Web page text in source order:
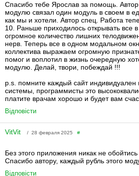
Спасибо тебе Ярослав за помощь.
модулю связал один модуль в своем в
как мы и хотели. Автор спец. Работа
10. Раньше приходилось открывать все
огромное количество лишних
нерв. Теперь все в одном модальном
коллектива выражаем огромную
помог и воплотил в жизнь очередную
модулю. Делай, твори, побеждай !!!
p.s. помните каждый сайт индивидуален
системы, программисты это
платите врачам хорошо и будет вам
Відповісти
VitVit / 28 февраля 2025 #
Без этого приложения никак не
Спасибо автору, каждый рубль этого
Відповісти